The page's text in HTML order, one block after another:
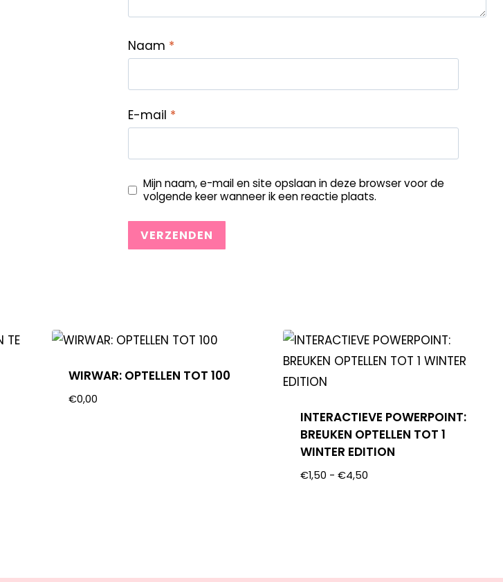
Naam *
E-mail *
Mijn naam, e-mail en site opslaan in deze browser voor de
volgende keer wanneer ik een reactie plaats.
WIRWAR: OPTELLEN TOT 100
€0,00
INTERACTIEVE POWERPOINT:
BREUKEN OPTELLEN TOT 1
WINTER EDITION
€1,50 - €4,50